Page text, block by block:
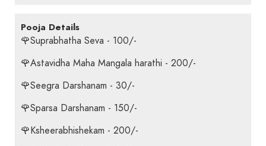
Pooja Details
🌹Suprabhatha Seva - 100/-
🌹Astavidha Maha Mangala harathi - 200/-
🌹Seegra Darshanam - 30/-
🌹Sparsa Darshanam - 150/-
🌹Ksheerabhishekam - 200/-